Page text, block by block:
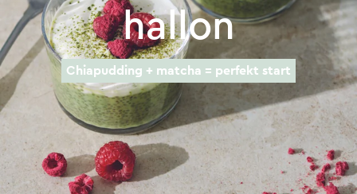
hallon
Chiapudding + matcha = perfekt start